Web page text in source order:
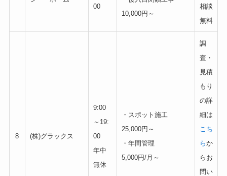
00
10,000円～
相談
無料
8 (株)グラックス
9:00
～19:
00
年中
無休
・スポット施工
25,000円～
・年間管理
5,000円/月～
調
査・
見積
もり
の詳
細は
こち
らか
らお
問い